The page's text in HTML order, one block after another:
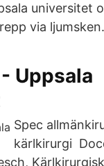
universitet
via ljumsken.
Uppsala
Spec
kärlkirurgi